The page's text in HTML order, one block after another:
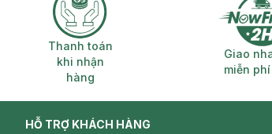
Thanh toán khi nhận hàng
Thanh toán
khi nhận
hàng
Giao
miễn phí
HỖ TRỢ KHÁCH HÀNG